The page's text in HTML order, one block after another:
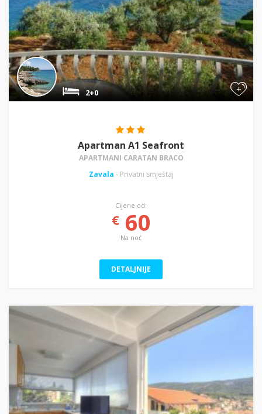
+
2+0
Apartman A1 Seafront
APARTMANI CARATAN BRACO
Zavala - Privatni smještaj
Cijene od:
€60
Na noć
DETALJNIJE